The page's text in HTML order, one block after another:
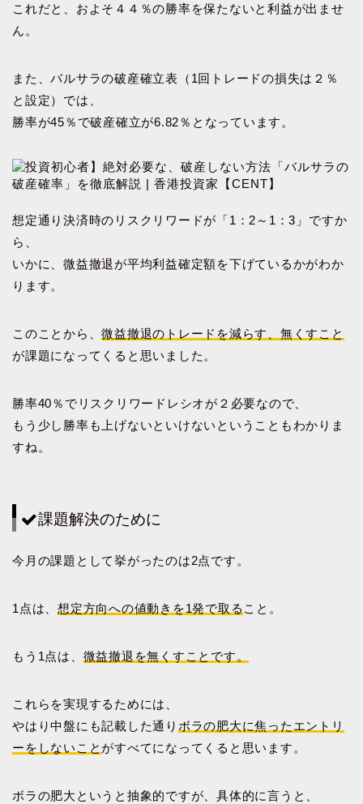
これだと、およそ４４％の勝率を保たないと利益が出ませ
ん。
また、バルサラの破産確立表（1回トレードの損失は２％
と設定）では、
勝率が45％で破産確立が6.82％となっています。
想定通り決済時のリスクリワードが「1：2～1：3」ですか
ら、
いかに、微益撤退が平均利益確定額を下げているかがわか
ります。
このことから、微益撤退のトレードを減らす、無くすこと
が課題になってくると思いました。
勝率40％でリスクリワードレシオが２必要なので、
もう少し勝率も上げないといけないということもわかりま
すね。
課題解決のために
今月の課題として挙がったのは2点です。
1点は、想定方向への値動きを1発で取る こと。
もう1点は、 微益撤退を無くすことです。
これらを実現するためには、
やはり中盤にも記載した通り ボラの肥大に焦ったエントリ
ーをしないこと がすべてになってくると思います。
ボラの肥大というと抽象的ですが、具体的に言うと、